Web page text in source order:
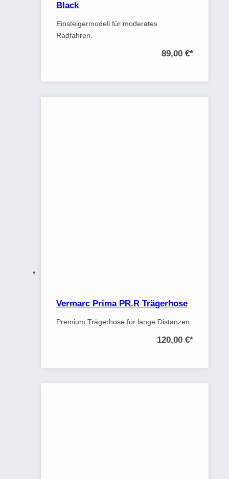
Black
Einsteigermodell für moderates
Radfahren.
89,00 €*
Vermarc Prima PR.R Trägerhose
Premium Trägerhose für lange Distanzen
120,00 €*